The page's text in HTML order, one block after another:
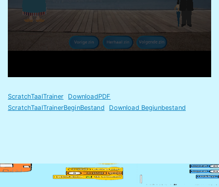
ScratchTaalTrainer
DownloadPDF
ScratchTaalTrainerBeginBestand
Download Begiunbestand